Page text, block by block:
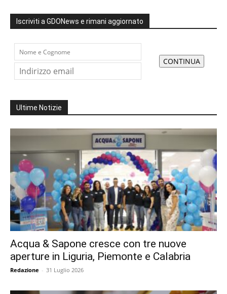
Iscriviti a GDONews e rimani aggiornato
Ultime Notizie
Acqua & Sapone cresce con tre nuove
aperture in Liguria, Piemonte e Calabria
Redazione - 31 Luglio 2026